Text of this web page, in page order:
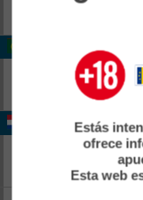
Estoril
Famalicao
Holanda Eerste
FC
Jong Ajax
Estás
ofrece
Esta web